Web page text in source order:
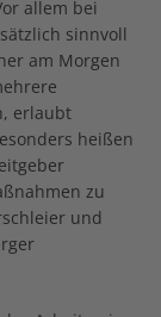
allem bei
sinnvoll
am Morgen
erlaubt
heißen
zu
und